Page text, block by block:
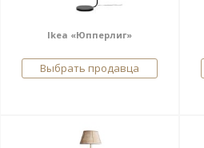
Ikea «Юпперлиг»
Выбрать продавца